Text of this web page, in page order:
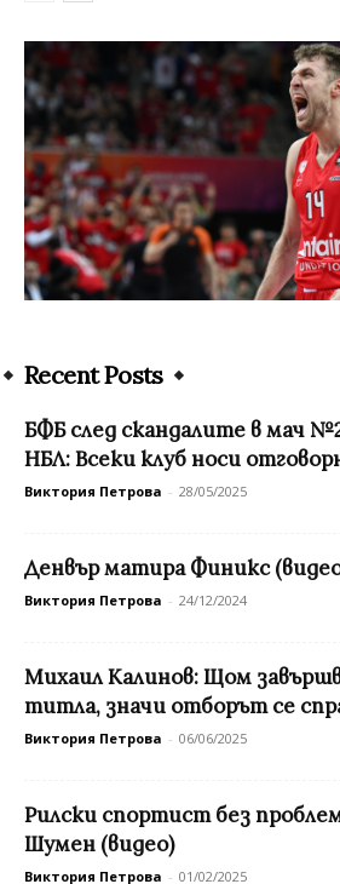
Recent Posts
БФБ след скандалите в мач
НБЛ: Всеки клуб носи
Виктория Петрова - 28/05/2025
Денвър матира Финикс
Виктория Петрова - 24/12/2024
Михаил Калинов: Щом
титла, значи отборът се
Виктория Петрова - 06/06/2025
Рилски спортист без
Шумен (видео)
Виктория Петрова - 01/02/2025